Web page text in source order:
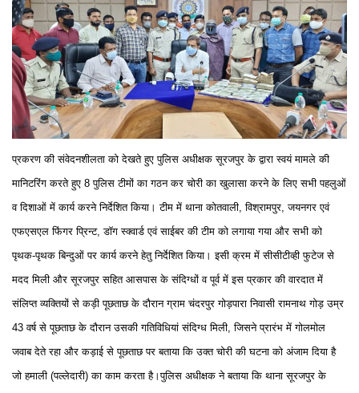
प्रकरण की संवेदनशीलता को देखते हुए पुलिस अधीक्षक सूरजपुर के द्वारा स्वयं मामले की
मानिटरिंग करते हुए 8 पुलिस टीमों का गठन कर चोरी का खुलासा करने के लिए सभी पहलुओं
व दिशाओं में कार्य करने निर्देशित किया। टीम में थाना कोतवाली, विश्रामपुर, जयनगर एवं
एफएसएल फिंगर प्रिन्ट, डाॅग स्क्वार्ड एवं साईबर की टीम को लगाया गया और सभी को
पृथक-पृथक बिन्दुओं पर कार्य करने हेतु निर्देशित किया। इसी क्रम में सीसीटीव्ही फुटेज से
मदद मिली और सूरजपुर सहित आसपास के संदिग्धों व पूर्व में इस प्रकार की वारदात में
संलिप्त व्यक्तियों से कड़ी पूछताछ के दौरान ग्राम चंदरपुर गोड़पारा निवासी रामनाथ गोड़ उम्र
43 वर्ष से पूछताछ के दौरान उसकी गतिविधियां संदिग्ध मिली, जिसने प्रारंभ में गोलमोल
जवाब देते रहा और कड़ाई से पूछताछ पर बताया कि उक्त चोरी की घटना को अंजाम दिया है
जो हमाली (पल्लेदारी) का काम करता है।पुलिस अधीक्षक ने बताया कि थाना सूरजपुर के